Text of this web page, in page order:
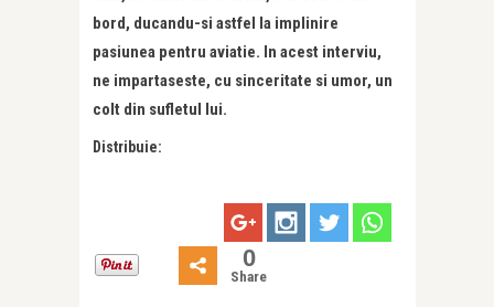
bord, ducandu-si astfel la implinire
pasiunea pentru aviatie. In acest interviu,
ne impartaseste, cu sinceritate si umor, un
colt din sufletul lui.
Distribuie:
0
Share